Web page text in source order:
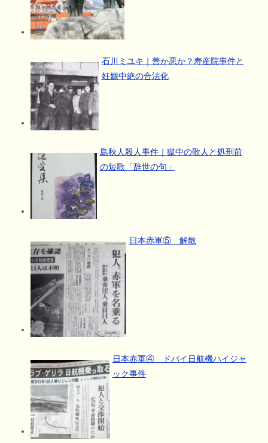
石川ミユキ｜善か悪か？寿産院事件と
妊娠中絶の合法化
島秋人殺人事件｜獄中の歌人と処刑前
の短歌「辞世の句」
日本赤軍⑤ 解散
日本赤軍④ ドバイ日航機ハイジャ
ック事件